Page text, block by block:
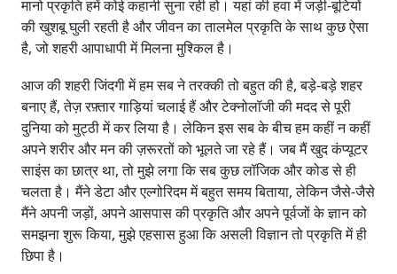
मानो प्रकृति हमें कोई कहानी सुना रही हो। यहां की हवा में जड़ी-बूटियों
की खुशबू घुली रहती है और जीवन का तालमेल प्रकृति के साथ कुछ ऐसा
है, जो शहरी आपाधापी में मिलना मुश्किल है।
आज की शहरी जिंदगी में हम सब ने तरक्की तो बहुत की है, बड़े-बड़े शहर
बनाए हैं, तेज़ रफ़्तार गाड़ियां चलाई हैं और टेक्नोलॉजी की मदद से पूरी
दुनिया को मुट्ठी में कर लिया है। लेकिन इस सब के बीच हम कहीं न कहीं
अपने शरीर और मन की ज़रूरतों को भूलते जा रहे हैं। जब मैं खुद कंप्यूटर
साइंस का छात्र था, तो मुझे लगा कि सब कुछ लॉजिक और कोड से ही
चलता है। मैंने डेटा और एल्गोरिदम में बहुत समय बिताया, लेकिन जैसे-जैसे
मैंने अपनी जड़ों, अपने आसपास की प्रकृति और अपने पूर्वजों के ज्ञान को
समझना शुरू किया, मुझे एहसास हुआ कि असली विज्ञान तो प्रकृति में ही
छिपा है।